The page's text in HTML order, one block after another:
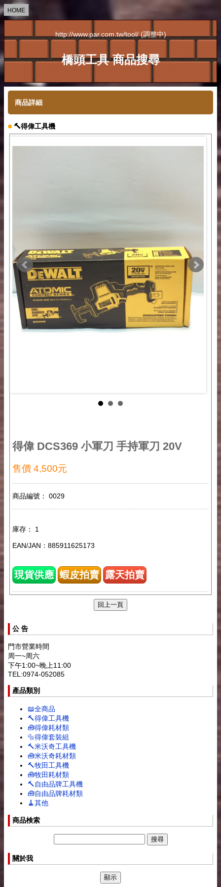
HOME
http://www.par.com.tw/tool/ (調整中)
橋頭工具 商品搜尋
商品詳細
■ 🔨得偉工具機
得偉 DCS369 小軍刀 手持軍刀 20V
售價 4,500元
商品編號： 0029
庫存： 1
EAN/JAN：885911625173
現貨供應 蝦皮拍賣 露天拍賣
公 告
門市營業時間
周一~周六
下午1:00~晚上11:00
TEL:0974-052085
產品類別
📖全商品
🔨得偉工具機
🧰得偉耗材類
🔩得偉套裝組
🔨米沃奇工具機
🧰米沃奇耗材類
🔨牧田工具機
🧰牧田耗材類
🔨自由品牌工具機
🧰自由品牌耗材類
🧹其他
商品検索
關於我